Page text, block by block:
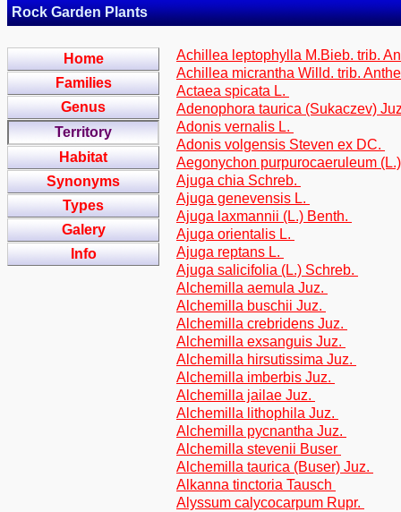
Rock Garden Plants
Home
Families
Genus
Territory
Habitat
Synonyms
Types
Galery
Info
Achillea leptophylla M.Bieb. trib.
Achillea micrantha Willd. trib.
Actaea spicata L.
Adenophora taurica (Sukaczev)
Adonis vernalis L.
Adonis volgensis Steven ex DC.
Aegonychon purpurocaeruleum
Ajuga chia Schreb.
Ajuga genevensis L.
Ajuga laxmannii (L.) Benth.
Ajuga orientalis L.
Ajuga reptans L.
Ajuga salicifolia (L.) Schreb.
Alchemilla aemula Juz.
Alchemilla buschii Juz.
Alchemilla crebridens Juz.
Alchemilla exsanguis Juz.
Alchemilla hirsutissima Juz.
Alchemilla imberbis Juz.
Alchemilla jailae Juz.
Alchemilla lithophila Juz.
Alchemilla pycnantha Juz.
Alchemilla stevenii Buser
Alchemilla taurica (Buser) Juz.
Alkanna tinctoria Tausch
Alyssum calycocarpum Rupr.